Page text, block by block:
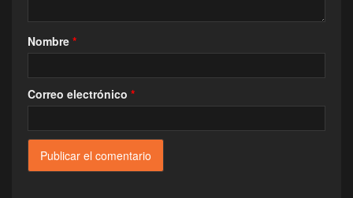
Nombre *
Correo electrónico *